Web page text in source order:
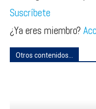
Suscríbete
¿Ya eres miembro?
Otros contenidos...